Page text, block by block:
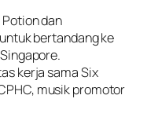
dan
bertandang ke
kerja sama Six
musik promotor